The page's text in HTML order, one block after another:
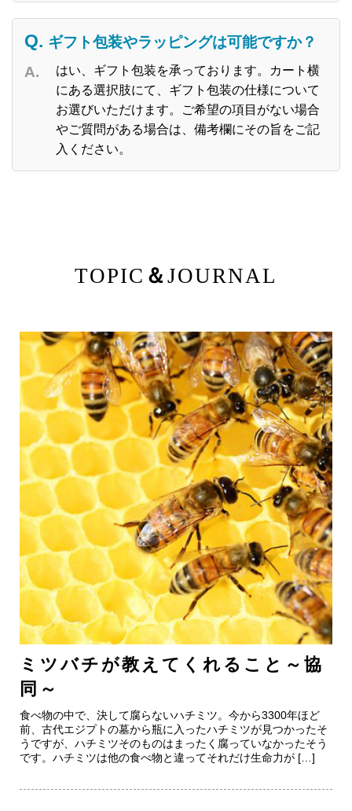
ギフト包装やラッピングは可能ですか？
はい、ギフト包装を承っております。カート横
にある選択肢にて、ギフト包装の仕様について
お選びいただけます。ご希望の項目がない場合
やご質問がある場合は、備考欄にその旨をご記
入ください。
TOPIC ＆ JOURNAL
ミツバチが教えてくれること～協
同～
食べ物の中で、決して腐らないハチミツ。今から3300年ほど
前、古代エジプトの墓から瓶に入ったハチミツが見つかったそ
うですが、ハチミツそのものはまったく腐っていなかったそう
です。ハチミツは他の食べ物と違ってそれだけ生命力が […]